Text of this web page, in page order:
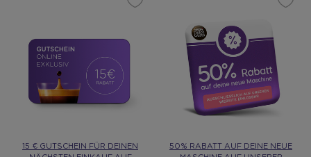
15 € GUTSCHEIN FÜR DEINEN
50% RABATT AUF DEINE NEUE